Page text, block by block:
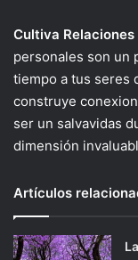
Cultiva
personales son un
tiempo a tus seres
construye
ser un salvavidas
dimensión
Artículos